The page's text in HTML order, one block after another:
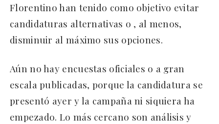
Florentino han tenido como objetivo evitar
candidaturas alternativas o , al menos,
disminuir al máximo sus opciones.
Aún no hay encuestas oficiales o a gran
escala publicadas, porque la candidatura se
presentó ayer y la campaña ni siquiera ha
empezado. Lo más cercano son análisis y